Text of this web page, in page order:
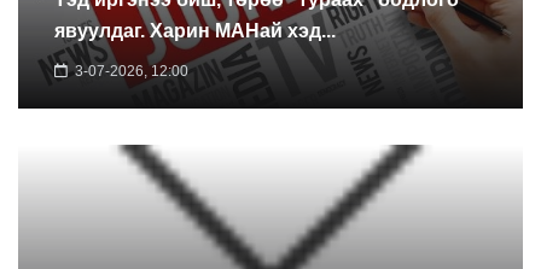
явуулдаг. Харин МАНай хэд...
3-07-2026, 12:00